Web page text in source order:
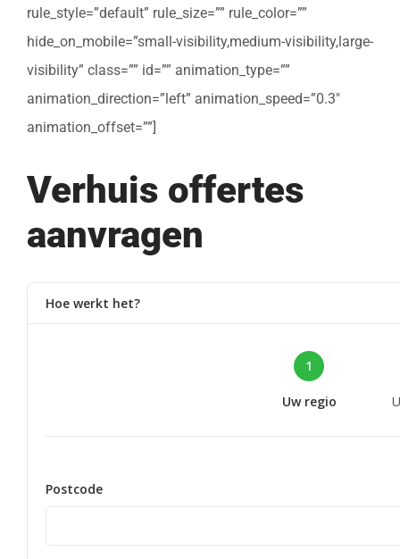
rule_style=”default” rule_size=”” rule_color=””
hide_on_mobile=”small-visibility,medium-visibility,large-
visibility” class=”” id=”” animation_type=””
animation_direction=”left” animation_speed=”0.3″
animation_offset=””]
Verhuis offertes
aanvragen